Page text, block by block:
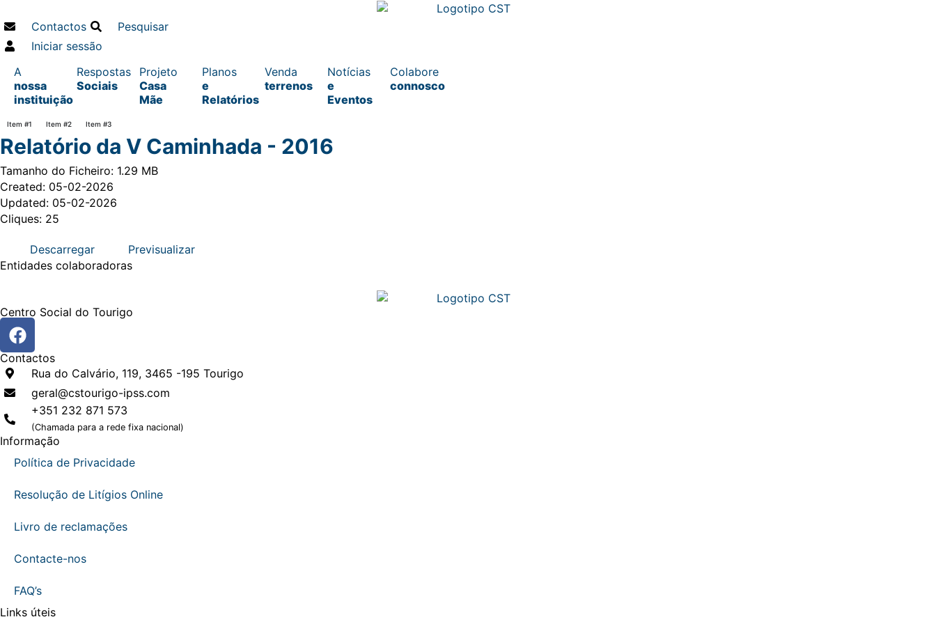
Contactos
Pesquisar
Iniciar sessão
A
nossa
instituição
Respostas
Sociais
Projeto
Casa
Mãe
Planos
e
Relatórios
Venda
terrenos
Notícias
e
Eventos
Colabore
connosco
Item #1 Item #2 Item #3
Relatório da V Caminhada - 2016
Tamanho do Ficheiro: 1.29 MB
Created: 05-02-2026
Updated: 05-02-2026
Cliques: 25
Descarregar
Previsualizar
Entidades colaboradoras
Centro Social do Tourigo
Contactos
Rua do Calvário, 119, 3465 -195 Tourigo
geral@cstourigo-ipss.com
+351 232 871 573
(Chamada para a rede fixa nacional)
Informação
Política de Privacidade
Resolução de Litígios Online
Livro de reclamações
Contacte-nos
FAQ’s
Links úteis